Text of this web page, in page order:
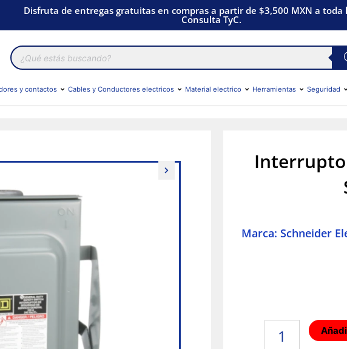
Disfruta de entregas gratuitas en compras a partir de $3,500 MXN a toda
Consulta TyC.
Búsqueda
de
productos
y contactos Cables y Conductores electricos Material electrico Herramientas Seguridad
Marca: Schneider